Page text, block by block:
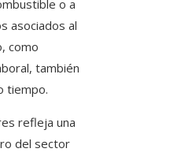
o a
asociados al
como
también
tiempo.
refleja una
del sector